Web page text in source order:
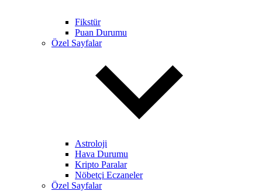
Fikstür
Puan Durumu
Özel Sayfalar
Astroloji
Hava Durumu
Kripto Paralar
Nöbetçi Eczaneler
Özel Sayfalar